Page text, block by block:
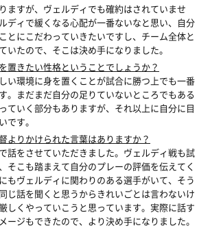
ますが、ヴェルディでも確約はされていませ
ディで緩くなる心配が一番ないなと思い、自分
とにこだわっていきたいですし、チーム全体と
いたので、そこは決め手になりました。
置きたい性格ということでしょうか？
い環境に身を置くことが試合に勝つ上でも一番
。まだまだ自分の足りていないところでもある
ていく部分もありますが、それ以上に自分に目
です。
よりかけられた言葉はありますか？
話をさせていただきました。ヴェルディ戦も試
そこも踏まえて自分のプレーの評価を伝えてく
もヴェルディに関わりのある選手がいて、そう
じ話を聞くと思うからきれいごとは言わないけ
しくやっていこうと思っています。実際に話す
ージもできたので、より決め手になりました。